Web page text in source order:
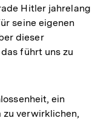
Hitler jahrelang
seine eigenen
dieser
führt uns zu
ein
zu verwirklichen,